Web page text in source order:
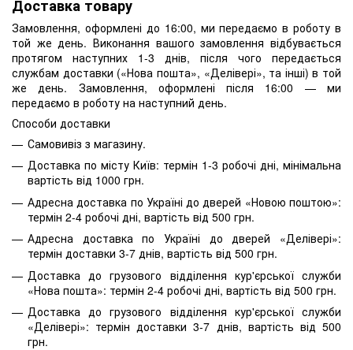
Доставка товару
Замовлення, оформлені до 16:00, ми передаємо в роботу в
той же день. Виконання вашого замовлення відбувається
протягом наступних 1-3 днів, після чого передається
службам доставки («Нова пошта», «Делівері», та інші) в той
же день. Замовлення, оформлені після 16:00 — ми
передаємо в роботу на наступний день.
Способи доставки
Самовивіз з магазину.
Доставка по місту Київ: термін 1-3 робочі дні, мінімальна
вартість від 1000 грн.
Адресна доставка по Україні до дверей «Новою поштою»:
термін 2-4 робочі дні, вартість від 500 грн.
Адресна доставка по Україні до дверей «Делівері»:
термін доставки 3-7 днів, вартість від 500 грн.
Доставка до грузового відділення кур'єрської служби
«Нова пошта»: термін 2-4 робочі дні, вартість від 500 грн.
Доставка до грузового відділення кур'єрської служби
«Делівері»: термін доставки 3-7 днів, вартість від 500
грн.